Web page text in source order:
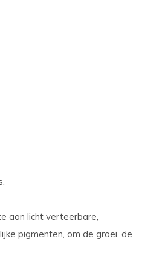
aan licht verteerbare,
pigmenten, om de groei, de